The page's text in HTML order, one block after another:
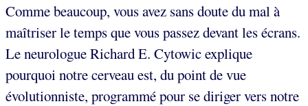
Comme beaucoup, vous avez sans doute du mal à
maîtriser le temps que vous passez devant les écrans.
Le neurologue Richard E. Cytowic explique
pourquoi notre cerveau est, du point de vue
évolutionniste, programmé pour se diriger vers notre